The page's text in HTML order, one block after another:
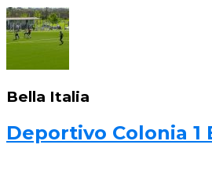
Bella Italia
Deportivo Colonia 1